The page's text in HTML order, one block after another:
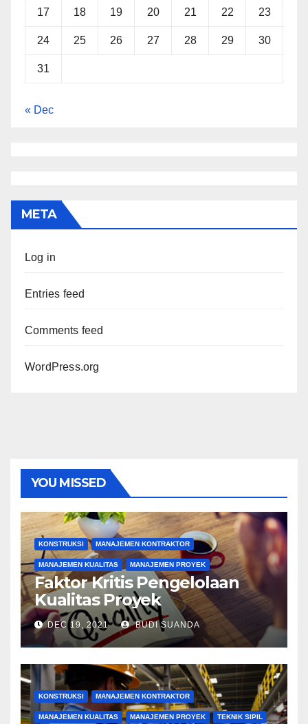
17 18 19 20 21 22 23
24 25 26 27 28 29 30
31
« Dec
META
Log in
Entries feed
Comments feed
WordPress.org
YOU MISSED
KONSTRUKSI MANAJEMEN KONTRAKTOR
MANAJEMEN KUALITAS MANAJEMEN PROYEK
Faktor Kritis Pengelolaan
Kualitas Proyek
DEC 19, 2021 BUDI SUANDA
KONSTRUKSI MANAJEMEN KONTRAKTOR
MANAJEMEN KUALITAS MANAJEMEN PROYEK TEKNIK SIPIL